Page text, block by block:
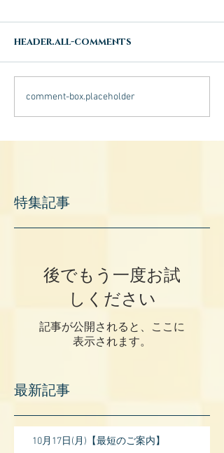
header.all-comments
comment-box.placeholder
特集記事
後でもう一度お試
しください
記事が公開されると、ここに
表示されます。
最新記事
10月17日(月)【最短のご案内】